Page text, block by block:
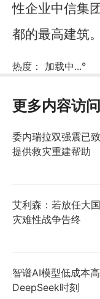
性企业中信集
都的最高建筑。
热度： 加载中...°
更多内容访问
委内瑞拉双强震已
提供救灾重建帮助
艾利森：若放任大
灾难性战争告终
智谱AI模型低成本
DeepSeek时刻